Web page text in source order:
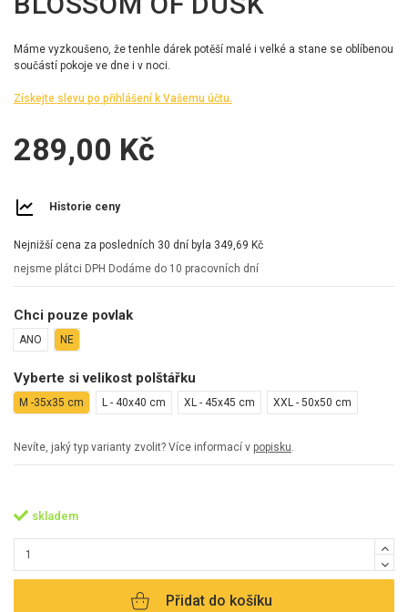
Máme vyzkoušeno, že tenhle dárek potěší malé i velké a stane se oblíbenou
součástí pokoje ve dne i v noci.
Získejte slevu po přihlášení k Vašemu účtu.
289,00 Kč
Historie ceny
Nejnižší cena za posledních 30 dní byla 349,69 Kč
nejsme plátci DPH Dodáme do 10 pracovních dní
Chci pouze povlak
ANO NE
Vyberte si velikost polštářku
M -35x35 cm L - 40x40 cm XL - 45x45 cm XXL - 50x50 cm
Nevíte, jaký typ varianty zvolit? Více informací v popisku.
skladem
Přidat do košíku